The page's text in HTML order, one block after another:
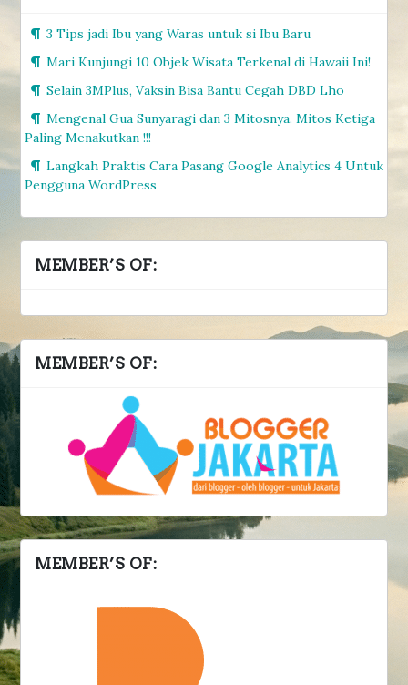
3 Tips jadi Ibu yang Waras untuk si Ibu Baru
Mari Kunjungi 10 Objek Wisata Terkenal di Hawaii Ini!
Selain 3MPlus, Vaksin Bisa Bantu Cegah DBD Lho
Mengenal Gua Sunyaragi dan 3 Mitosnya. Mitos Ketiga
Paling Menakutkan !!!
Langkah Praktis Cara Pasang Google Analytics 4 Untuk
Pengguna WordPress
MEMBER’S OF:
MEMBER’S OF:
MEMBER’S OF: